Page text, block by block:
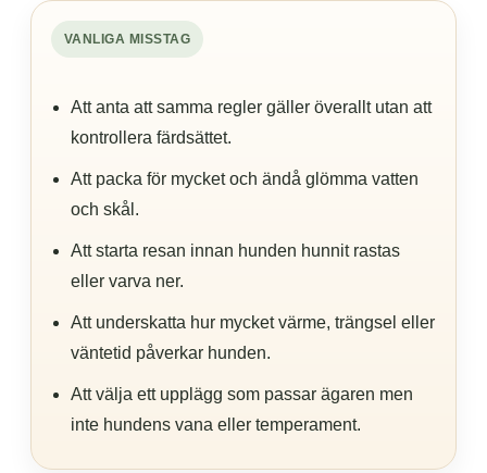
VANLIGA MISSTAG
Att anta att samma regler gäller överallt utan att
kontrollera färdsättet.
Att packa för mycket och ändå glömma vatten
och skål.
Att starta resan innan hunden hunnit rastas
eller varva ner.
Att underskatta hur mycket värme, trängsel eller
väntetid påverkar hunden.
Att välja ett upplägg som passar ägaren men
inte hundens vana eller temperament.